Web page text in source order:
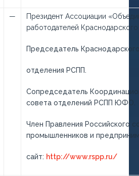
—
Президент Ассоциации
работодателей Краснодарского
Председатель
отделения РСПП.
Сопредседатель
совета отделений РСПП ЮФО.
Член Правления Российского
промышленников и
сайт: http://www.rspp.ru/